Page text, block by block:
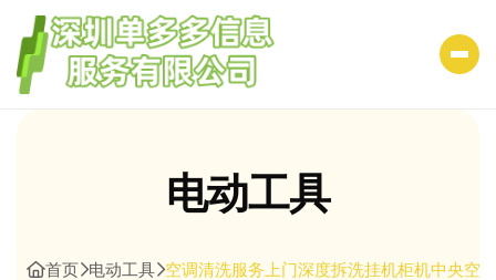
电动工具
首页 电动工具 空调清洗服务上门深度拆洗挂机柜机中央空